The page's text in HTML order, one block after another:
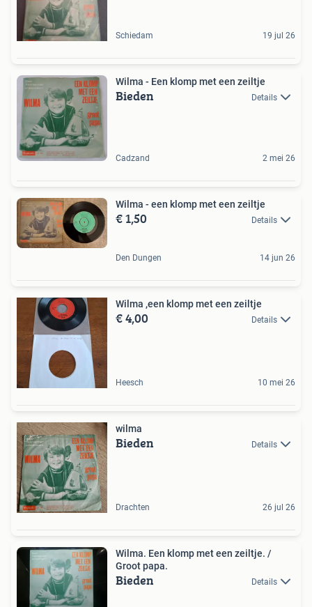
Schiedam 19 jul 26
Wilma - Een klomp met een zeiltje
Bieden Details
Cadzand 2 mei 26
Wilma - een klomp met een zeiltje
€ 1,50 Details
Den Dungen 14 jun 26
Wilma ,een klomp met een zeiltje
€ 4,00 Details
Heesch 10 mei 26
wilma
Bieden Details
Drachten 26 jul 26
Wilma. Een klomp met een zeiltje. /
Groot papa.
Bieden Details